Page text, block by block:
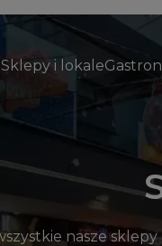
Sklepy i lokale
nasze